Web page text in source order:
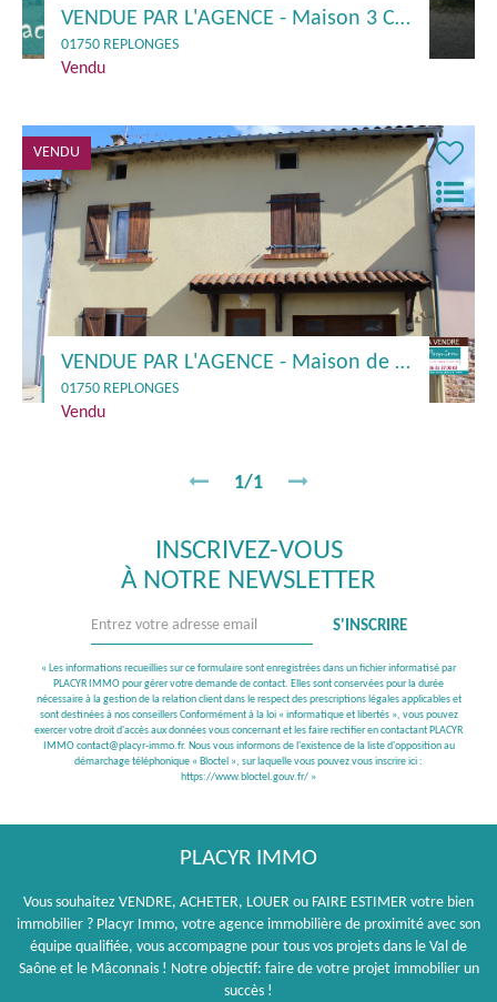
VENDUE PAR L'AGENCE - Maison 3 Chs. + Dépendances - 01750 REPLONGES
01750 REPLONGES
Vendu
VENDU
VENDUE PAR L'AGENCE - Maison de village 3 Chs. + GGE - 01750 REPLONGES
01750 REPLONGES
Vendu
1/1
INSCRIVEZ-VOUS
À NOTRE NEWSLETTER
S'INSCRIRE
« Les informations recueillies sur ce formulaire sont enregistrées dans un fichier informatisé par
PLACYR IMMO pour gérer votre demande de contact. Elles sont conservées pour la durée
nécessaire à la gestion de la relation client dans le respect des prescriptions légales applicables et
sont destinées à nos conseillers Conformément à la loi « informatique et libertés », vous pouvez
exercer votre droit d'accès aux données vous concernant et les faire rectifier en contactant PLACYR
IMMO contact@placyr-immo.fr. Nous vous informons de l'existence de la liste d'opposition au
démarchage téléphonique « Bloctel », sur laquelle vous pouvez vous inscrire ici :
https://www.bloctel.gouv.fr/ »
PLACYR IMMO
Vous souhaitez VENDRE, ACHETER, LOUER ou FAIRE ESTIMER votre bien
immobilier ? Placyr Immo, votre agence immobilière de proximité avec son
équipe qualifiée, vous accompagne pour tous vos projets dans le Val de
Saône et le Mâconnais ! Notre objectif: faire de votre projet immobilier un
succès !